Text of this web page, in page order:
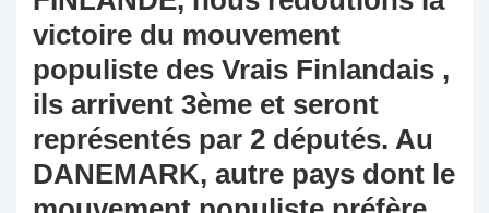
victoire du mouvement
populiste des Vrais Finlandais ,
ils arrivent 3ème et seront
représentés par 2 députés. Au
DANEMARK, autre pays dont le